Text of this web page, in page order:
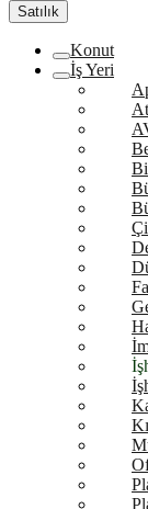
Satılık
Konut
İş Yeri